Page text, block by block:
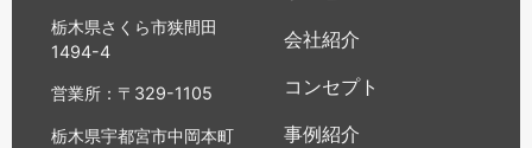
栃木県さくら市狭間田
1494-4
営業所：〒329-1105
栃木県宇都宮市中岡本町
会社紹介
コンセプト
事例紹介